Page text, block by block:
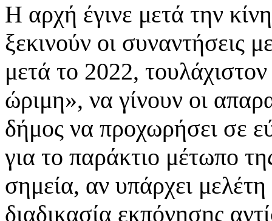
Η αρχή έγινε μετά την
ξεκινούν οι συναντήσεις
μετά το 2022,
ώριμη», να γίνουν οι
δήμος να προχωρήσει σε
για το παράκτιο μέτωπο
σημεία, αν υπάρχει
διαδικασία εκπόνησης